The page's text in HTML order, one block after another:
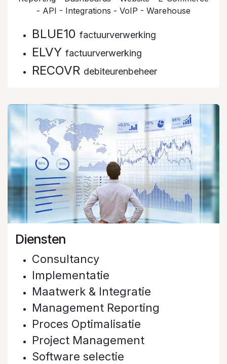
- API - Integrations - VoIP - Warehouse
BLUE10 factuurverwerking
ELVY factuurverwerking
RECOVR debiteurenbeheer
Diensten
Consultancy
Implementatie
Maatwerk & Integratie
Management Reporting
Proces Optimalisatie
Project Management
Software selectie